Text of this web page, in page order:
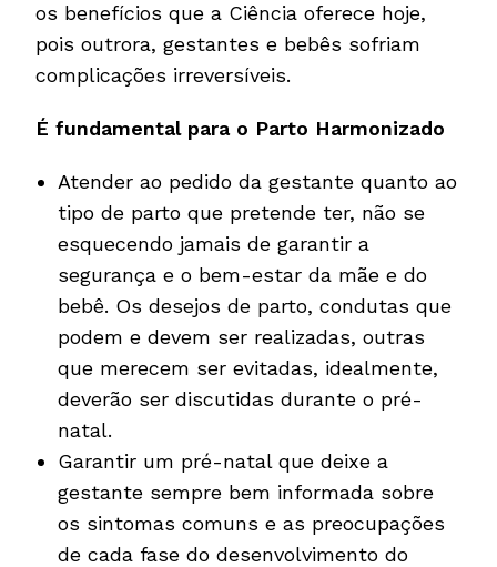
os benefícios que a Ciência oferece hoje,
pois outrora, gestantes e bebês sofriam
complicações irreversíveis.
É fundamental para o Parto Harmonizado
Atender ao pedido da gestante quanto ao
tipo de parto que pretende ter, não se
esquecendo jamais de garantir a
segurança e o bem-estar da mãe e do
bebê. Os desejos de parto, condutas que
podem e devem ser realizadas, outras
que merecem ser evitadas, idealmente,
deverão ser discutidas durante o pré-
natal.
Garantir um pré-natal que deixe a
gestante sempre bem informada sobre
os sintomas comuns e as preocupações
de cada fase do desenvolvimento do